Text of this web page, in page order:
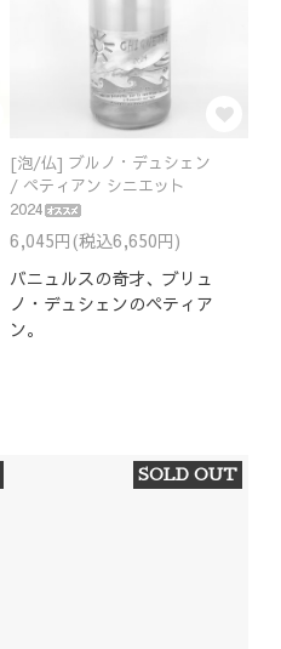
[泡/仏] ブルノ・デュシェン
/ ペティアン シニエット
2024
6,045円(税込6,650円)
バニュルスの奇才、ブリュ
ノ・デュシェンのペティア
ン。
SOLD OUT